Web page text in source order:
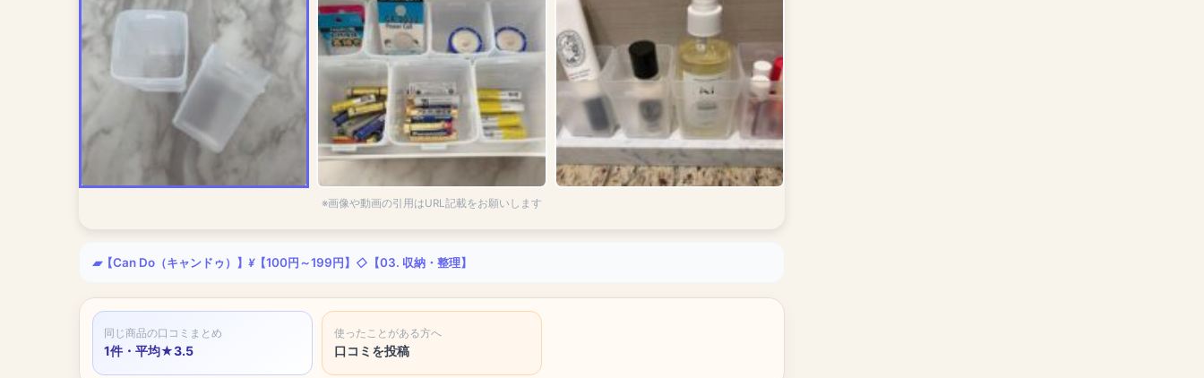
※画像や動画の引用はURL記載をお願いします
【Can Do（キャンドゥ）】 【100円～199円】 【03. 収納・整理】
同じ商品の口コミまとめ
1件・平均★3.5
使ったことがある方へ
口コミを投稿